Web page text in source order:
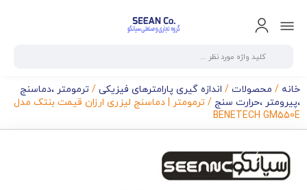
خانه / محصولات / اندازه گیری پارامترهای فیزیکی / ترمومتر ،دماسنج
،پیرومتر ،حرارت سنج / ترمومتر | دماسنج لیزری ارزان قیمت بنتک مدل
BENETECH GM550E